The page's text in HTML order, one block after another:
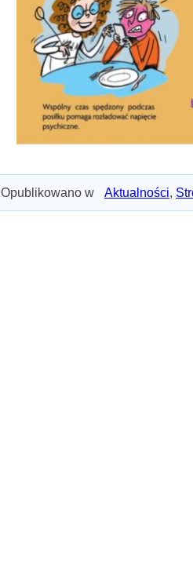
Opublikowano w Aktualności,